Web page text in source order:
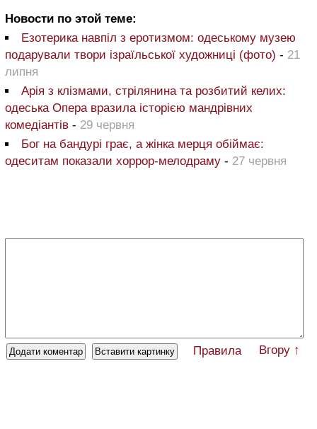
Новости по этой теме:
Езотерика навпіл з еротизмом: одеському музею
подарували твори ізраїльської художниці (фото) - 21
липня
Арія з клізмами, стрілянина та розбитий келих:
одеська Опера вразила історією мандрівних
комедіантів - 29 червня
Бог на бандурі грає, а жінка мерця обіймає:
одеситам показали хоррор-мелодраму - 27 червня
Правила Вгору ↑